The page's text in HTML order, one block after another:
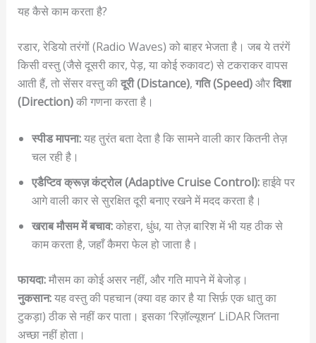
यह कैसे काम करता है?
रडार, रेडियो तरंगों (Radio Waves) को बाहर भेजता है। जब ये तरंगें
किसी वस्तु (जैसे दूसरी कार, पेड़, या कोई रुकावट) से टकराकर वापस
आती हैं, तो सेंसर वस्तु कीदूरी (Distance), गति (Speed)औरदिशा
(Direction)की गणना करता है।
स्पीड मापना:यह तुरंत बता देता है कि सामने वाली कार कितनी तेज़
चल रही है।
एडैप्टिव क्रूज़ कंट्रोल (Adaptive Cruise Control):हाईवे पर
आगे वाली कार से सुरक्षित दूरी बनाए रखने में मदद करता है।
खराब मौसम में बचाव:कोहरा, धुंध, या तेज़ बारिश में भी यह ठीक से
काम करता है, जहाँ कैमरा फेल हो जाता है।
फायदा:मौसम का कोई असर नहीं, और गति मापने में बेजोड़।
नुकसान:यह वस्तु की पहचान (क्या वह कार है या सिर्फ़ एक धातु का
टुकड़ा) ठीक से नहीं कर पाता। इसका ‘रिज़ॉल्यूशन’ LiDAR जितना
अच्छा नहीं होता।